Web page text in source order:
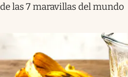
de las 7 maravillas del mundo